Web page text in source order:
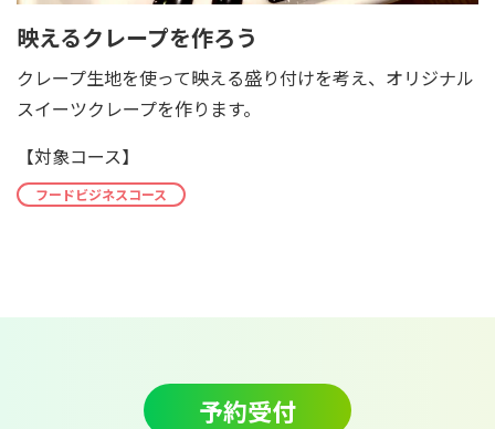
映えるクレープを作ろう
クレープ生地を使って映える盛り付けを考え、オリジナル
スイーツクレープを作ります。
【対象コース】
フードビジネスコース
予約受付